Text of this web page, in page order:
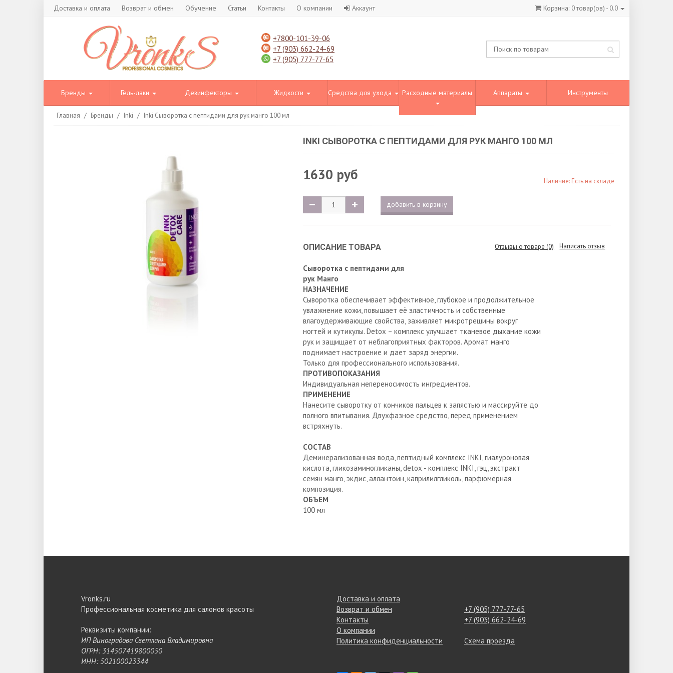
Доставка и оплата Возврат и обмен Обучение Статьи Контакты О компании Корзина: 0товар(ов) - 0.0
Аккаунт
+7800-101-39-06
+7 (903) 662-24-69
+7 (905) 777-77-65
Бренды Гель-лаки Дезинфекторы Жидкости Средства для ухода Расходные материалы Аппараты Инструменты
Главная / Бренды / Inki / Inki Сыворотка с пептидами для рук манго 100 мл
INKI СЫВОРОТКА С ПЕПТИДАМИ ДЛЯ РУК МАНГО 100 МЛ
1630 руб Наличие: Есть на складе
добавить в корзину
ОПИСАНИЕ ТОВАРА Отзывы о товаре (0) Написать отзыв
Сыворотка с пептидами для
рук Манго
НАЗНАЧЕНИЕ
Сыворотка обеспечивает эффективное, глубокое и продолжительное
увлажнение кожи, повышает её эластичность и собственные
влагоудерживающие свойства, заживляет микротрещины вокруг
ногтей и кутикулы. Detox – комплекс улучшает тканевое дыхание кожи
рук и защищает от неблагоприятных факторов. Аромат манго
поднимает настроение и дает заряд энергии.
Только для профессионального использования.
ПРОТИВОПОКАЗАНИЯ
Индивидуальная непереносимость ингредиентов.
ПРИМЕНЕНИЕ
Нанесите сыворотку от кончиков пальцев к запястью и массируйте до
полного впитывания. Двухфазное средство, перед применением
встряхнуть.
СОСТАВ
Деминерализованная вода, пептидный комплекс INKI, гиалуроновая
кислота, гликозаминогликаны, detox - комплекс INKI, гэц, экстракт
семян манго, экдис, аллантоин, каприлилгликоль, парфюмерная
композиция.
ОБЪЕМ
100 мл
Vronks.ru
Профессиональная косметика для салонов красоты
Реквизиты компании:
ИП Виноградова Светлана Владимировна
ОГРН: 314507419800050
ИНН: 502100023344
Доставка и оплата
Возврат и обмен
Контакты
О компании
Политика конфиденциальности
+7 (905) 777-77-65
+7 (903) 662-24-69
Схема проезда